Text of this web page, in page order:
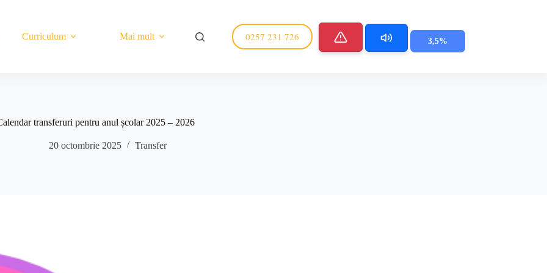
Curriculum Mai mult 0257 231 726 3,5%
transferuri pentru anul școlar 2025 – 2026
20 octombrie 2025 Transfer